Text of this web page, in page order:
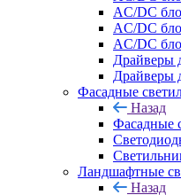
AC/DC
AC/DC
AC/DC
Драйверы
Драйверы
Фасадные
Назад
Фасадные
Ландшафтные
Назад